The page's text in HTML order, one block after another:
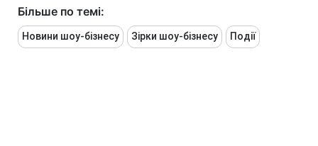
Більше по темі:
Новини шоу-бізнесу Зірки шоу-бізнесу Події